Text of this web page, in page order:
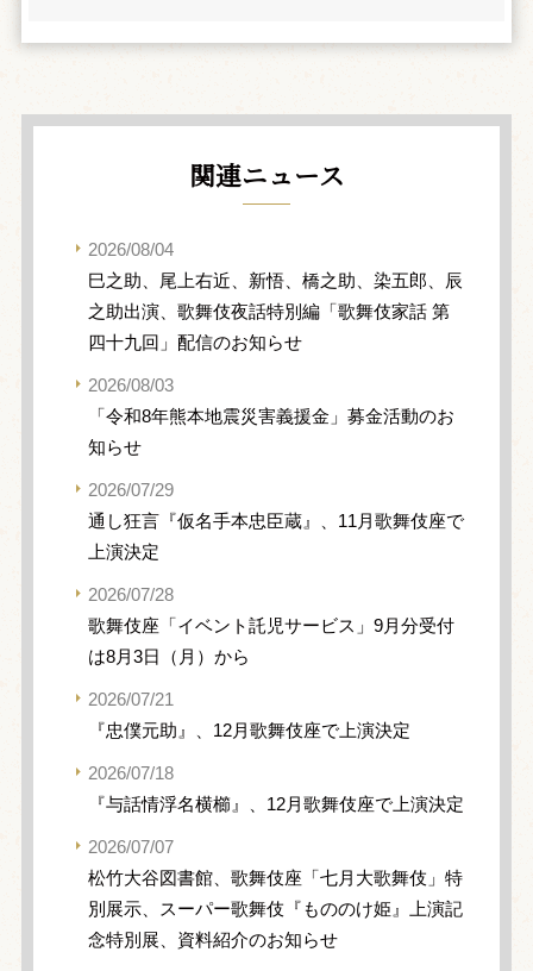
関連ニュース
2026/08/04
巳之助、尾上右近、新悟、橋之助、染五郎、辰
之助出演、歌舞伎夜話特別編「歌舞伎家話 第
四十九回」配信のお知らせ
2026/08/03
「令和8年熊本地震災害義援金」募金活動のお
知らせ
2026/07/29
通し狂言『仮名手本忠臣蔵』、11月歌舞伎座で
上演決定
2026/07/28
歌舞伎座「イベント託児サービス」9月分受付
は8月3日（月）から
2026/07/21
『忠僕元助』、12月歌舞伎座で上演決定
2026/07/18
『与話情浮名横櫛』、12月歌舞伎座で上演決定
2026/07/07
松竹大谷図書館、歌舞伎座「七月大歌舞伎」特
別展示、スーパー歌舞伎『もののけ姫』上演記
念特別展、資料紹介のお知らせ